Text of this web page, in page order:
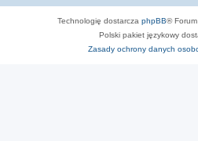
Technologię dostarcza phpBB®
Polski pakiet językowy
Zasady ochrony danych